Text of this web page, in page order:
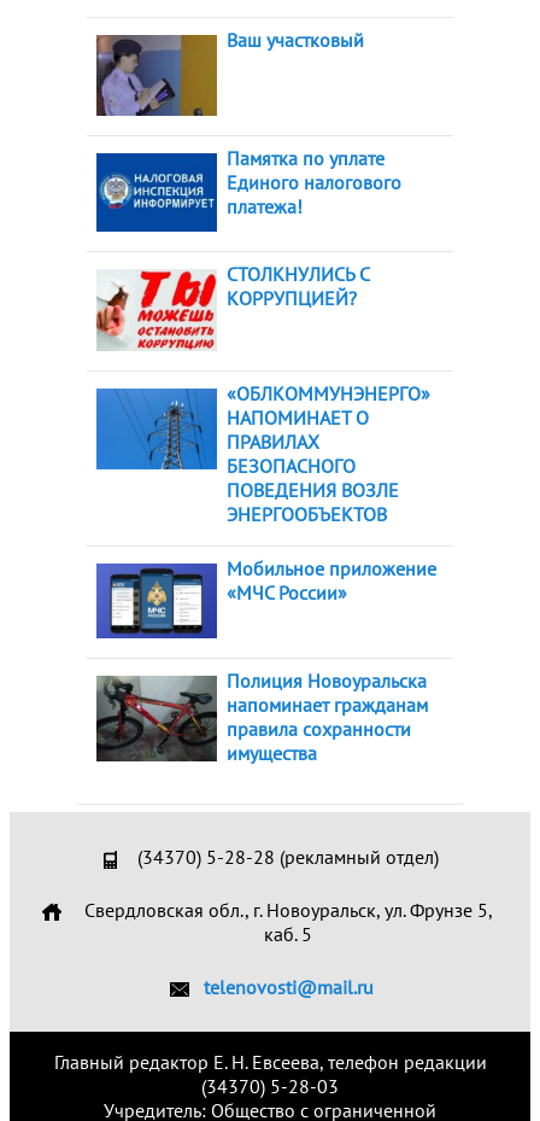
Ваш участковый
Памятка по уплате
Единого налогового
платежа!
СТОЛКНУЛИСЬ С
КОРРУПЦИЕЙ?
«ОБЛКОММУНЭНЕРГО»
НАПОМИНАЕТ О
ПРАВИЛАХ
БЕЗОПАСНОГО
ПОВЕДЕНИЯ ВОЗЛЕ
ЭНЕРГООБЪЕКТОВ
Мобильное приложение
«МЧС России»
Полиция Новоуральска
напоминает гражданам
правила сохранности
имущества
(34370) 5-28-28 (рекламный отдел)
Свердловская обл., г. Новоуральск, ул. Фрунзе 5,
каб. 5
telenovosti@mail.ru
Главный редактор Е. Н. Евсеева, телефон редакции
(34370) 5-28-03
Учредитель: Общество с ограниченной